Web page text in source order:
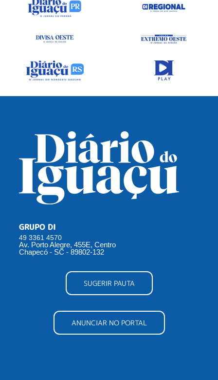
GRUPO DI
49 3361 4570
Av. Porto Alegre, 455E, Centro
Chapecó - SC - 89802-132
SUGERIR PAUTA
ANUNCIAR NO PORTAL